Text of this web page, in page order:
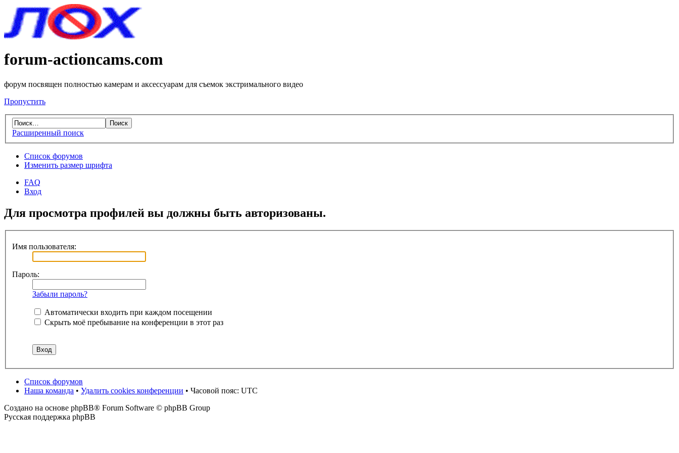
forum-actioncams.com
форум посвящен полностью камерам и аксессуарам для съемок экстримального видео
Пропустить
Расширенный поиск
Список форумов
Изменить размер шрифта
FAQ
Вход
Для просмотра профилей вы должны быть авторизованы.
Имя пользователя:
Пароль:
Забыли пароль?
Автоматически входить при каждом посещении
Скрыть моё пребывание на конференции в этот раз
Список форумов
Наша команда • Удалить cookies конференции • Часовой пояс: UTC
Создано на основе phpBB® Forum Software © phpBB Group
Русская поддержка phpBB